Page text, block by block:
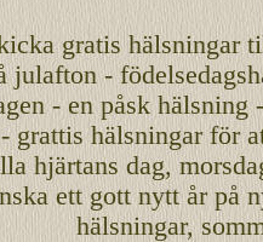
gratis
julafton -
- en påsk
grattis hälsningar för
hjärtans dag,
ett gott nytt årpå
hälsningar,